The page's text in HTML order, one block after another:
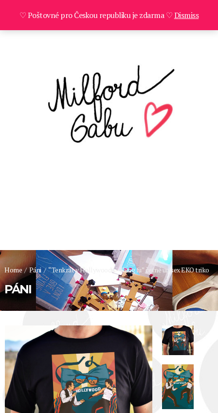
Home / Páni / “Tenkrát v Hollywoodu – Kung fu” černé unisex EKO triko
PÁNI
♡ Poštovné pro Českou republiku je zdarma ♡Dismiss